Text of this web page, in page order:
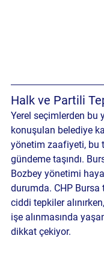
Halk ve Partili
Yerel seçimlerden bu
konuşulan belediye
yönetim zaafiyeti, bu
gündeme taşındı.
Bozbey yönetimi hayal
durumda. CHP Bursa
ciddi tepkiler
işe alınmasında
dikkat çekiyor.